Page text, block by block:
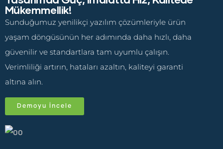
Mükemmellik!
Sunduğumuz yenilikçi yazılım çözümleriyle ürün
yaşam döngüsünün her adımında daha hızlı, daha
güvenilir ve standartlara tam uyumlu çalışın.
Verimliliği artırın, hataları azaltın, kaliteyi garanti
altına alın.
Demoyu İncele